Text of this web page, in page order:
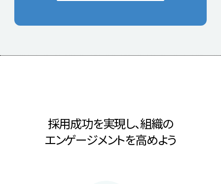
採用成功を実現し、組織の
エンゲージメントを高めよう